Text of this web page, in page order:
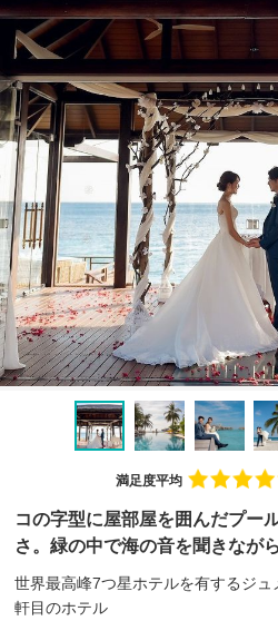
満足度平均
コの字型に屋部屋を囲んだプー
さ。緑の中で海の音を聞きなが
世界最高峰7つ星ホテルを有するジ
軒目のホテル